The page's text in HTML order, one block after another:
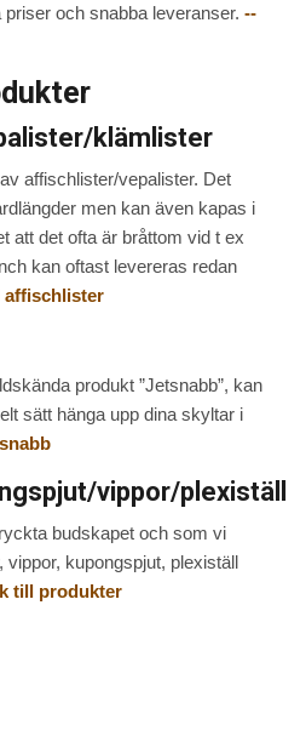
och snabba leveranser. --
klämlister
affischlister/vepalister. Det
men kan även kapas i
att det ofta är bråttom vid t ex
kan oftast levereras redan
affischlister
produkt ”Jetsnabb”, kan
sätt hänga upp dina skyltar i
vippor/plexiställ
budskapet och som vi
vippor, kupongspjut, plexiställ
till produkter